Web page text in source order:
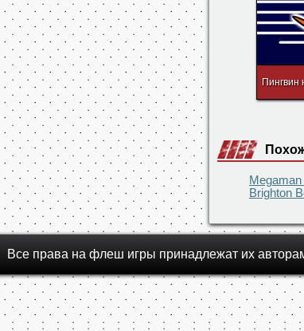
Пингвин
Brighton
Все права на флеш игры принадлежат их